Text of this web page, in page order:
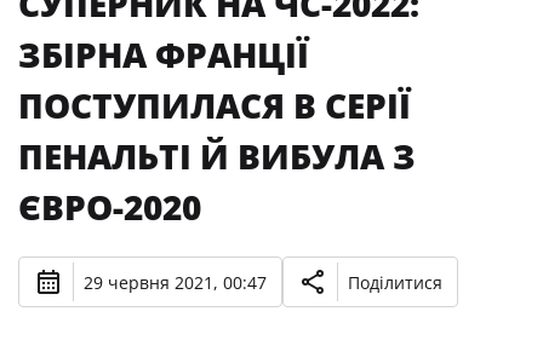
ЗБІРНА ФРАНЦІЇ
ПОСТУПИЛАСЯ В СЕРІЇ
ПЕНАЛЬТІ Й ВИБУЛА З
ЄВРО-2020
29 червня 2021, 00:47 Поділитися